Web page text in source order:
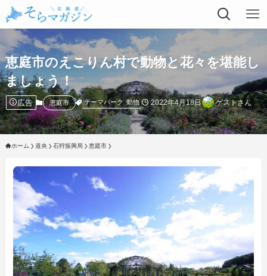
恵庭市のえこりん村で動物と花々を堪能し
ましょう！
広告 恵庭市 テーマパーク 動物 2022年4月18日 ゲストさん
ホーム 道央 石狩振興局 恵庭市